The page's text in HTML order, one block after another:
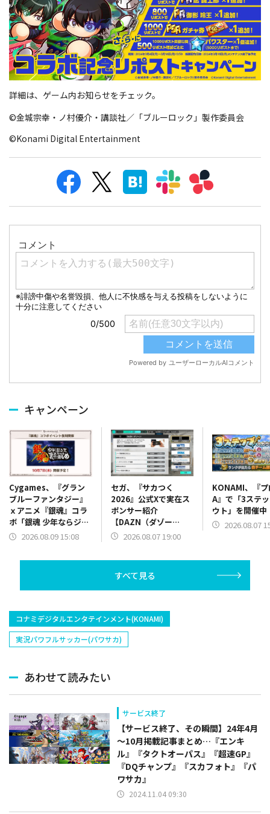
詳細は、ゲーム内お知らせをチェック。
©金城宗幸・ノ村優介・講談社／「ブルーロック」製作委員会
©Konami Digital Entertainment
キャンペーン
Cygames、『グラン
ブルーファンタジー』
ｘアニメ『銀魂』コラ
ボ「銀魂 少年ならジャ
ンプの裏表紙までちゃ
2026.08.09 15:08
セガ、『サカつく
2026』公式Xで実在ス
ポンサー紹介
【DAZN（ダゾー
ン）】篇をポスト
2026.08.07 19:00
KONAMI、『
A』で「3ステ
ウト」を開催中
2026.08.07
すべて見る
コナミデジタルエンタテインメント(KONAMI)
実況パワフルサッカー(パワサカ)
あわせて読みたい
サービス終了
【サービス終了、その瞬間】24年4月
～10月掲載記事まとめ…『エンキ
ル』『タクトオーパス』『超速GP』
『DQチャンプ』『スカフォト』『パ
ワサカ』
2024.11.04 09:30